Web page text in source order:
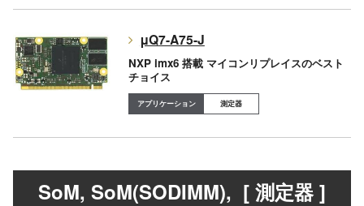
μQ7-A75-J
NXP imx6 搭載 マイコンリプレイスのベスト
チョイス
測定器
SoM, SoM(SODIMM), [ 測定器 ]